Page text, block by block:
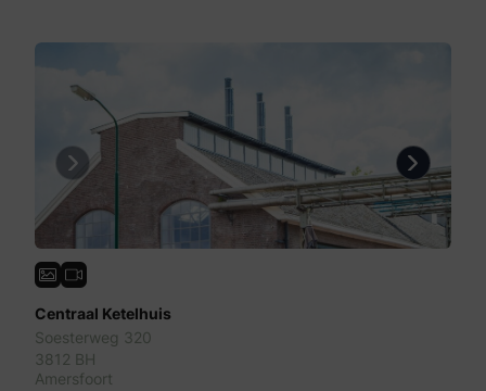
Previous Next
Centraal Ketelhuis
Soesterweg 320
3812 BH
Amersfoort